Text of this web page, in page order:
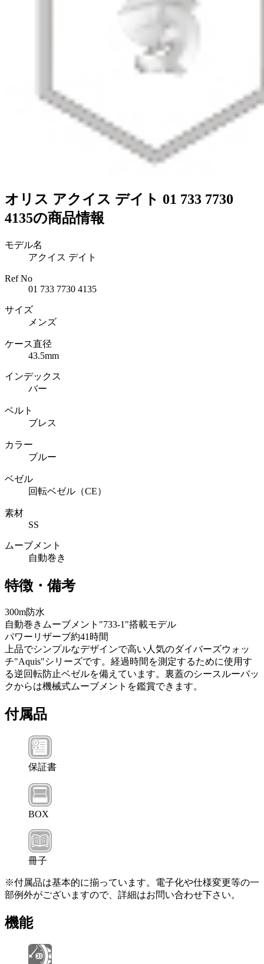
オリス アクイス デイト 01 733 7730
4135の商品情報
モデル名
アクイス デイト
Ref No
01 733 7730 4135
サイズ
メンズ
ケース直径
43.5mm
インデックス
バー
ベルト
ブレス
カラー
ブルー
ベゼル
回転ベゼル（CE）
素材
SS
ムーブメント
自動巻き
特徴・備考
300m防水
自動巻きムーブメント"733-1"搭載モデル
パワーリザーブ約41時間
上品でシンプルなデザインで高い人気のダイバーズウォッ
チ"Aquis"シリーズです。経過時間を測定するために使用す
る逆回転防止ベゼルを備えています。裏蓋のシースルーバッ
クからは機械式ムーブメントを鑑賞できます。
付属品
保証書
BOX
冊子
※付属品は基本的に揃っています。電子化や仕様変更等の一
部例外がございますので、詳細はお問い合わせ下さい。
機能